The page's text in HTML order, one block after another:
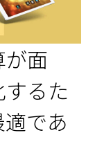
面
るた
であ